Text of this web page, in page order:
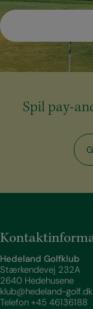
Spil pay-
Hedeland Golfklub
Stærkendevej 232A
2640 Hedehusene
klub@hedeland-golf.dk
Telefon +45 46136188